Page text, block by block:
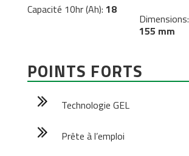
Capacité 10hr (Ah): 18
Dimensions:
155 mm
POINTS FORTS
Technologie GEL
Prête à l’emploi